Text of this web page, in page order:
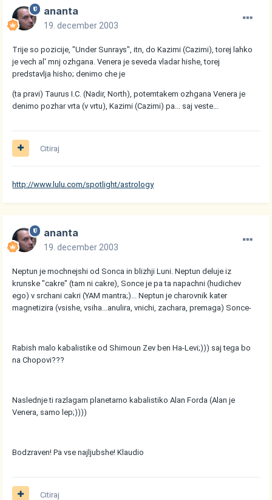
ananta
19. december 2003
Trije so pozicije, "Under Sunrays", itn, do Kazimi (Cazimi), torej lahko
je vech al' mnj ozhgana. Venera je seveda vladar hishe, torej
predstavlja hisho; denimo che je
(ta pravi) Taurus I.C. (Nadir, North), potemtakem ozhgana Venera je
denimo pozhar vrta (v vrtu), Kazimi (Cazimi) pa... saj veste...
Citiraj
http://www.lulu.com/spotlight/astrology
ananta
19. december 2003
Neptun je mochnejshi od Sonca in blizhji Luni. Neptun deluje iz
krunske "cakre" (tam ni cakre), Sonce je pa ta napachni (hudichev
ego) v srchani cakri (YAM mantra;)... Neptun je charovnik kater
magnetizira (vsishe, vsiha...anulira, vnichi, zachara, premaga) Sonce-
Rabish malo kabalistike od Shimoun Zev ben Ha-Levi;))) saj tega bo
na Chopovi???
Naslednje ti razlagam planetarno kabalistiko Alan Forda (Alan je
Venera, samo lep;))))
Bodzraven! Pa vse najljubshe! Klaudio
Citiraj